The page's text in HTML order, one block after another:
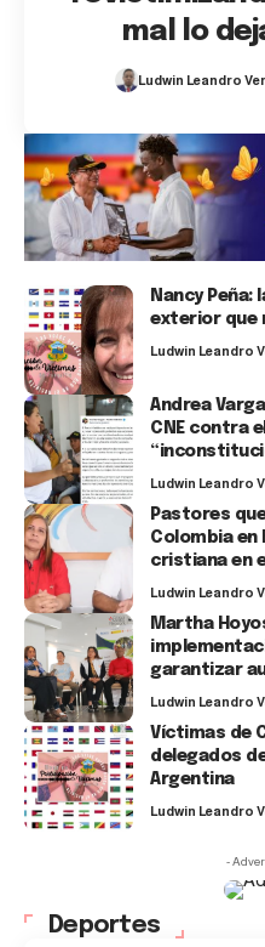
mal lo
Ludwin Leandro
Nancy Peña:
exterior que
Ludwin Leandro
Andrea
CNE contra
Ludwin Leandro
Pastores
Colombia en
cristiana en
Ludwin Leandro
Martha
garantizar
Ludwin Leandro
Víctimas de
delegados de
Argentina
Ludwin Leandro
-
Deportes